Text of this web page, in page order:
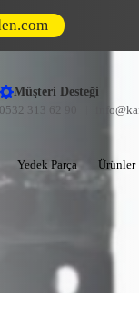
Müşteri Desteği
0532 313 62 90
Yedek Parça Ürünler